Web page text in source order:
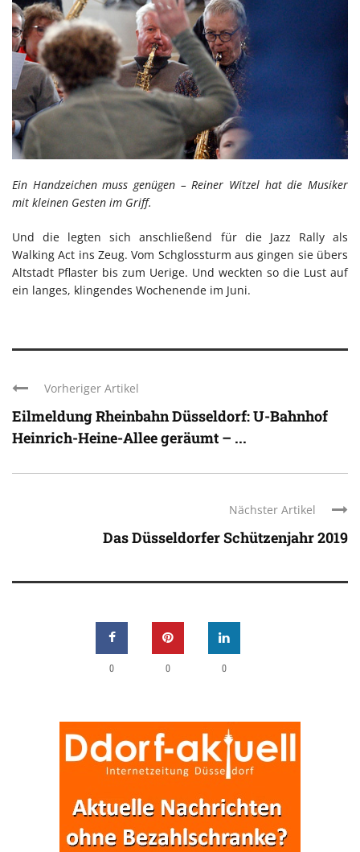
Ein Handzeichen muss genügen – Reiner Witzel hat die Musiker
mit kleinen Gesten im Griff.
Und die legten sich anschließend für die Jazz Rally als
Walking Act ins Zeug. Vom Schglossturm aus gingen sie übers
Altstadt Pflaster bis zum Uerige. Und weckten so die Lust auf
ein langes, klingendes Wochenende im Juni.
Vorheriger Artikel
Eilmeldung Rheinbahn Düsseldorf: U-Bahnhof
Heinrich-Heine-Allee geräumt – ...
Nächster Artikel
Das Düsseldorfer Schützenjahr 2019
0 0 0